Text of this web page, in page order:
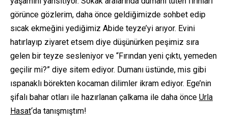
görünce gözlerim, daha önce geldiğimizde sohbet edip
sıcak ekmeğini yediğimiz Abide teyze’yi arıyor. Evini
hatırlayıp ziyaret etsem diye düşünürken peşimiz sıra
gelen bir teyze sesleniyor ve “Fırından yeni çıktı, yemeden
geçilir mi?” diye sitem ediyor. Dumanı üstünde, mis gibi
ıspanaklı börekten kocaman dilimler ikram ediyor. Ege’nin
şifalı bahar otları ile hazırlanan çalkama ile daha önce Urla
Hasat‘da tanışmıştım!